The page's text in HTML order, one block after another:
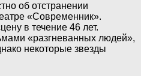
об отстранении
«Современник».
в течение 46 лет.
«разгневанных людей»,
некоторые звезды